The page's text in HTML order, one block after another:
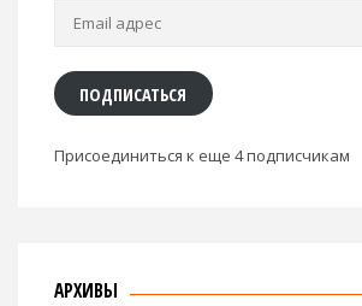
Email
ПОДПИСАТЬСЯ
Присоединиться к еще 4 подписчикам
АРХИВЫ